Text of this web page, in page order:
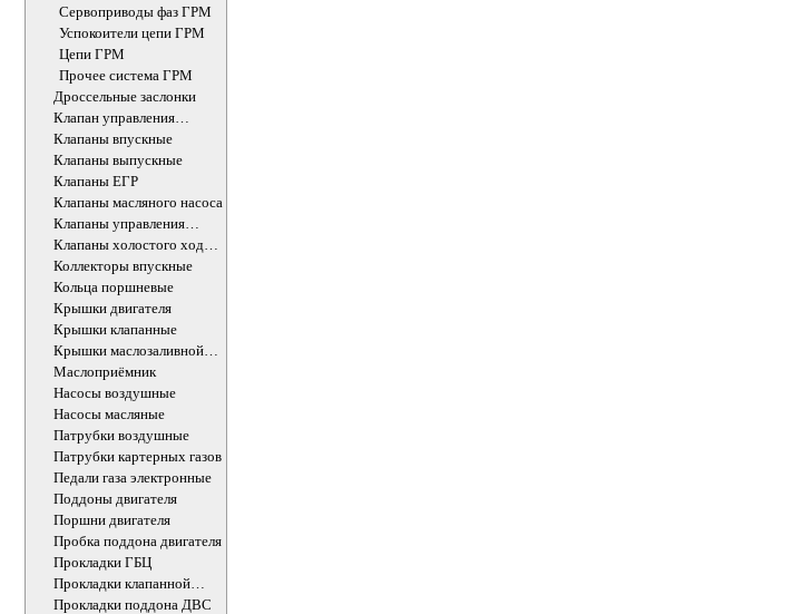
Сервоприводы фаз ГРМ
Успокоители цепи ГРМ
Цепи ГРМ
Прочее система ГРМ
Дроссельные заслонки
Клапан управления
впускного коллектора
Клапаны впускные
Клапаны выпускные
Клапаны ЕГР
Клапаны масляного насоса
Клапаны управления
впускного коллектора
Клапаны холостого хода
ДВС
Коллекторы впускные
Кольца поршневые
Крышки двигателя
Крышки клапанные
Крышки маслозаливной
горловины
Маслоприёмник
Насосы воздушные
Насосы масляные
Патрубки воздушные
Патрубки картерных газов
Педали газа электронные
Поддоны двигателя
Поршни двигателя
Пробка поддона двигателя
Прокладки ГБЦ
Прокладки клапанной
крышки
Прокладки поддона ДВС